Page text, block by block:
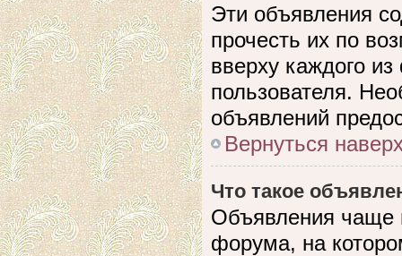
Эти объявления
прочесть их по
вверху каждого
пользователя.
объявлений
Вернуться
Что такое
Объявления чаще
форума, на